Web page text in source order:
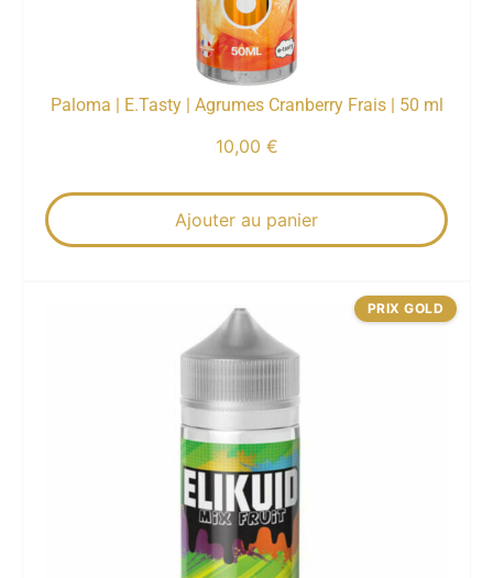
Paloma | E.Tasty | Agrumes Cranberry Frais | 50 ml
10,00 €
Ajouter au panier
PRIX GOLD